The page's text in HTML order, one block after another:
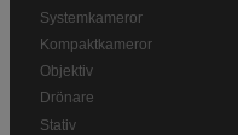
Systemkameror
Kompaktkameror
Objektiv
Drönare
Stativ